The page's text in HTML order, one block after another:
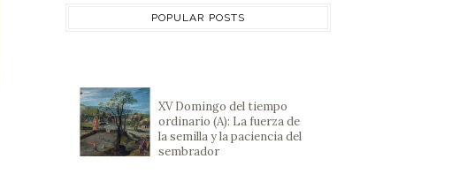
POPULAR POSTS
XV Domingo del tiempo
ordinario (A): La fuerza de
la semilla y la paciencia del
sembrador